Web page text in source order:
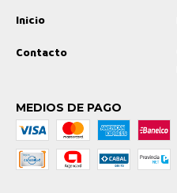
Inicio
Contacto
MEDIOS DE PAGO